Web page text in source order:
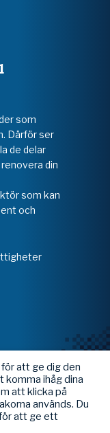
som
Därför ser
de delar
din
som kan
och
att ge dig den
ihåg dina
att klicka på
används. Du
att ge ett